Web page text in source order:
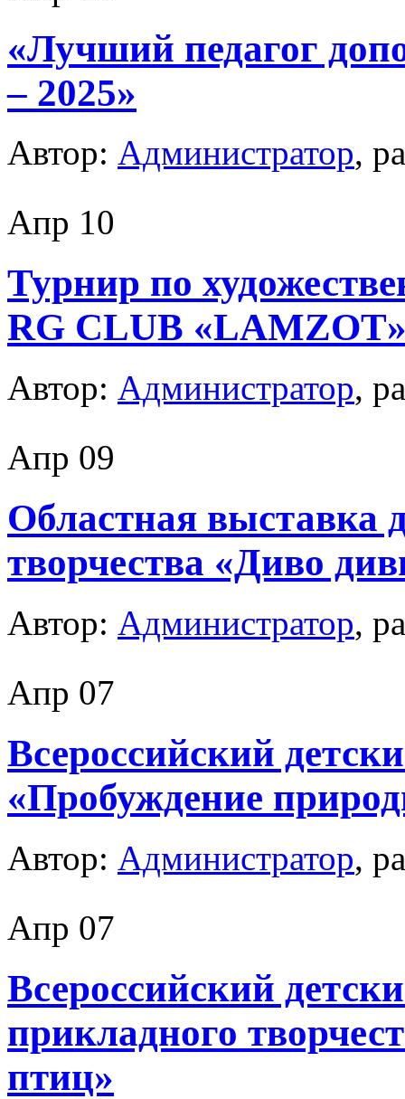
«Лучший педагог
– 2025»
Автор: Администратор,
Апр 10
Турнир по
RG CLUB
Автор: Администратор,
Апр 09
Областная выставка
творчества «Диво
Автор: Администратор,
Апр 07
Всероссийский
«Пробуждение
Автор: Администратор,
Апр 07
Всероссийский
прикладного
птиц»